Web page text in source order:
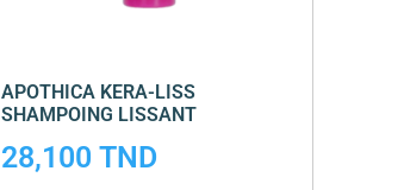
APOTHICA KERA-LISS
SHAMPOING LISSANT
28,100 TND